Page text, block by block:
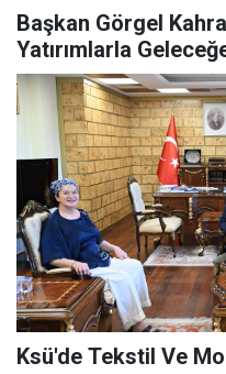
Başkan Görgel
Yatırımlarla
Ksü'de Tekstil Ve